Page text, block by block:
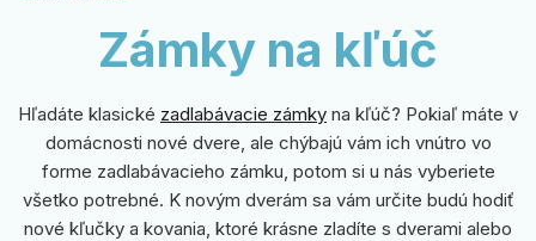
Zámky na kľúč
Hľadáte klasické zadlabávacie zámky na kľúč? Pokiaľ máte v
domácnosti nové dvere, ale chýbajú vám ich vnútro vo
forme zadlabávacieho zámku, potom si u nás vyberiete
všetko potrebné. K novým dverám sa vám určite budú hodiť
nové kľučky a kovania, ktoré krásne zladíte s dverami alebo